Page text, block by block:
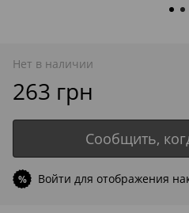
Нет в наличии
263 грн
Сообщить,
% Войти для отображения